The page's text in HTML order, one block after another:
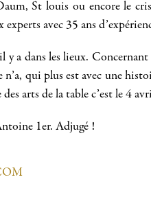
St louis ou encore le
avec 35 ans
dans les lieux. Concernant
qui plus est avec une
arts de la table c’est le 4
1er. Adjugé !